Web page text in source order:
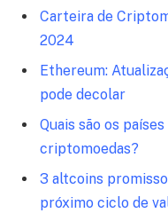
Carteira de
2024
Ethereum:
pode decolar
Quais são os
criptomoedas?
3 altcoins
próximo ciclo de